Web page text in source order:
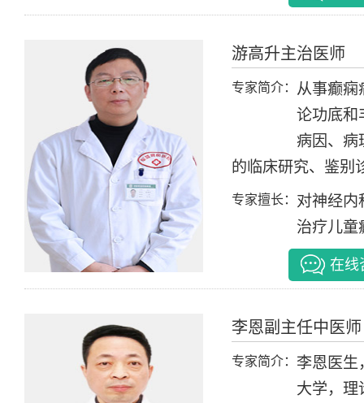
游高升主治医师
专家简介： 从事癫痫
论功底和
病因、病
的临床研究、鉴别
专家擅长： 对神经内
治疗儿童
在线
李恩副主任中医师
专家简介： 李恩医生
大学，理